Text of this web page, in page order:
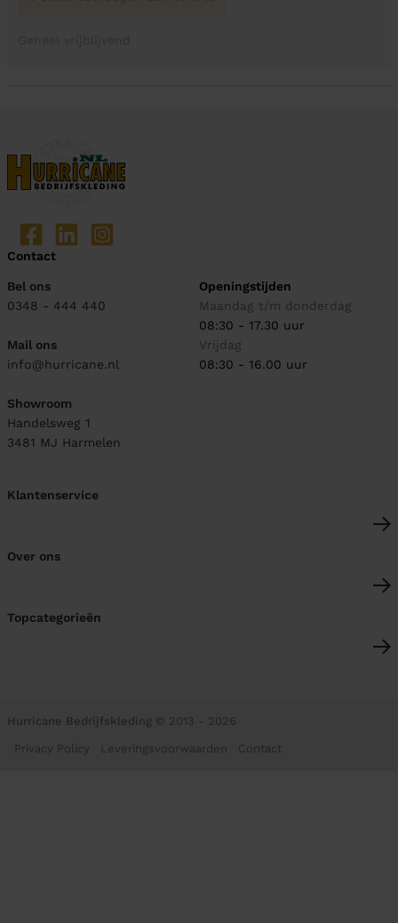
Contact
Bel ons
0348 - 444 440
Mail ons
info@hurricane.nl
Showroom
Handelsweg 1
3481 MJ Harmelen
Openingstijden
Maandag t/m donderdag
08:30 - 17.30 uur
Vrijdag
08:30 - 16.00 uur
Klantenservice
Over ons
Topcategorieën
Hurricane Bedrijfskleding © 2013 - 2026
Privacy Policy Leveringsvoorwaarden Contact